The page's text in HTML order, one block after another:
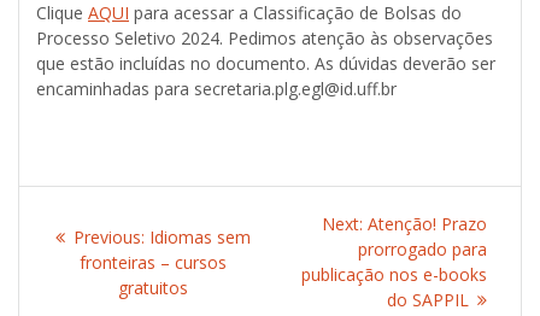
Clique AQUI para acessar a Classificação de Bolsas do
Processo Seletivo 2024. Pedimos atenção às observações
que estão incluídas no documento. As dúvidas deverão ser
encaminhadas para secretaria.plg.egl@id.uff.br
navigation
Previous: Previous
post:
Idiomas sem
fronteiras – cursos
gratuitos
Next: Next
post:
Atenção! Prazo
prorrogado para
publicação nos e-books
do SAPPIL